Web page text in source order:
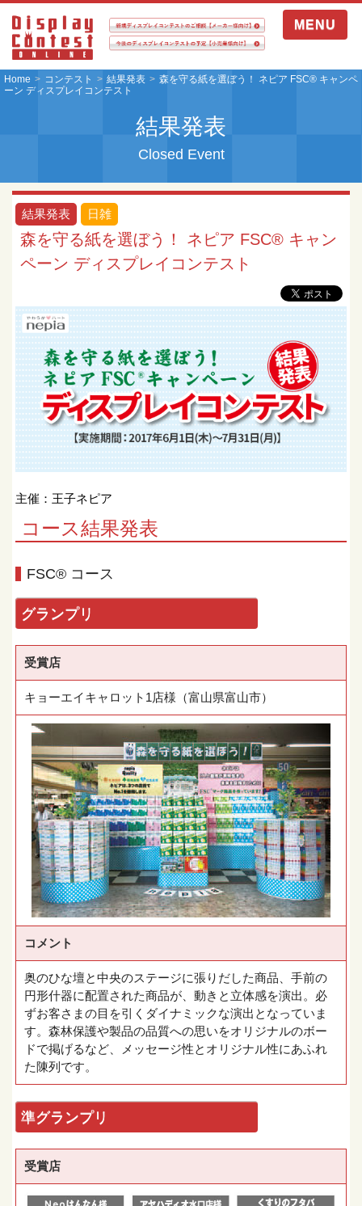
MENU
Home コンテスト 結果発表
森を守る紙を選ぼう！ ネピア FSC® キャンペ
ーン ディスプレイコンテスト
結果発表
Closed Event
結果発表 日雑
森を守る紙を選ぼう！ ネピア FSC® キャン
ペーン ディスプレイコンテスト
主催：王子ネピア
コース結果発表
FSC® コース
グランプリ
受賞店
キョーエイキャロット1店様（富山県富山市）
コメント
奥のひな壇と中央のステージに張りだした商品、手前の
円形什器に配置された商品が、動きと立体感を演出。必
ずお客さまの目を引くダイナミックな演出となっていま
す。森林保護や製品の品質への思いをオリジナルのボー
ドで掲げるなど、メッセージ性とオリジナル性にあふれ
た陳列です。
準グランプリ
受賞店